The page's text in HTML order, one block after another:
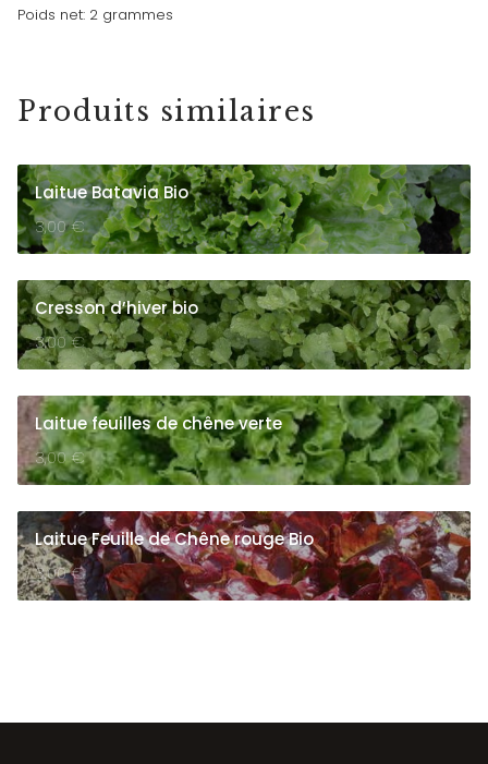
Poids net: 2 grammes
Produits similaires
Laitue Batavia Bio
3,00€
Cresson d’hiver bio
3,00€
Laitue feuilles de chêne verte
3,00€
Laitue Feuille de Chêne rouge Bio
3,00€